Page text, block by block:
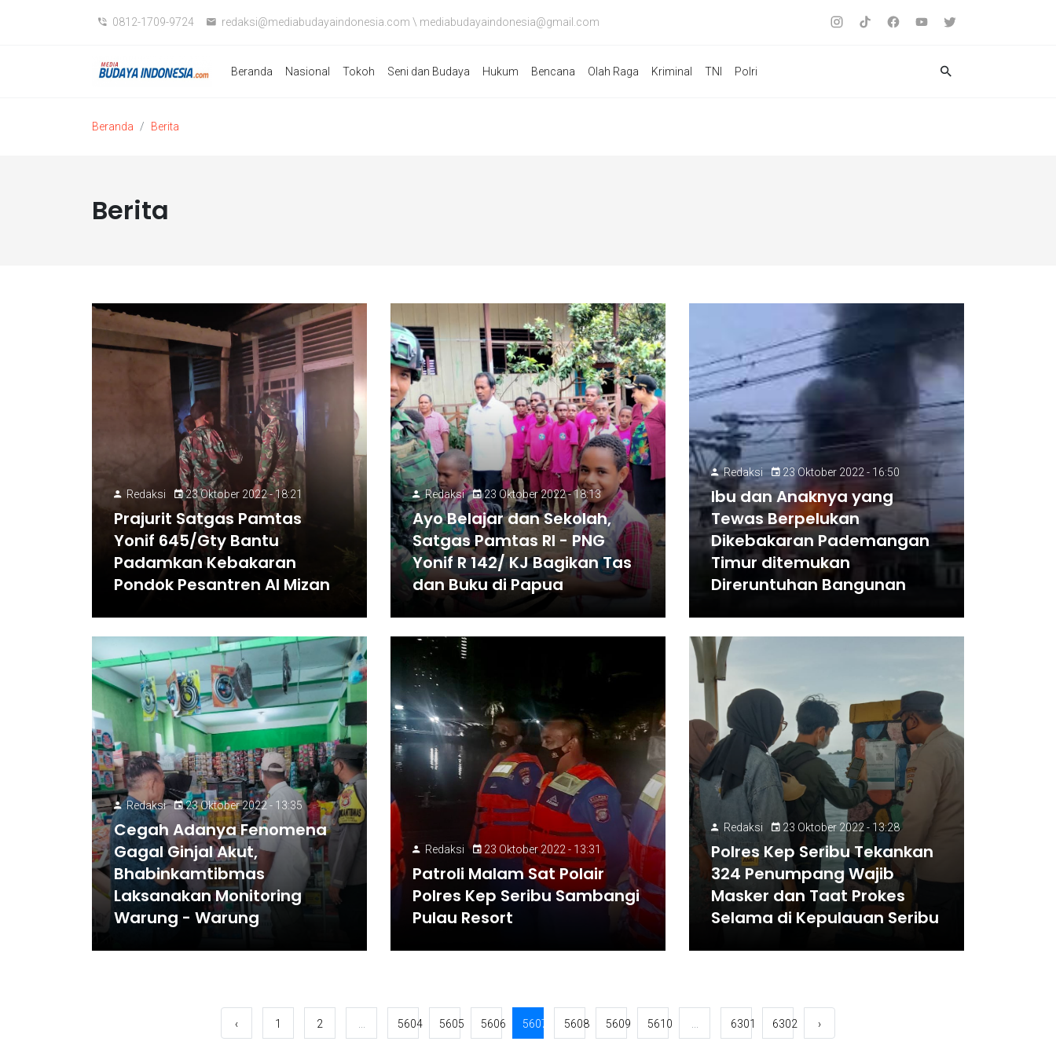
0812-1709-9724 redaksi@mediabudayaindonesia.com \ mediabudayaindonesia@gmail.com
Beranda Nasional Tokoh Seni dan Budaya Hukum Bencana Olah Raga Kriminal TNI Polri
Beranda Berita
Berita
Redaksi 23 Oktober 2022 - 18:21
Prajurit Satgas Pamtas
Yonif 645/Gty Bantu
Padamkan Kebakaran
Pondok Pesantren Al Mizan
Redaksi 23 Oktober 2022 - 18:13
Ayo Belajar dan Sekolah,
Satgas Pamtas RI - PNG
Yonif R 142/ KJ Bagikan Tas
dan Buku di Papua
Redaksi 23 Oktober 2022 - 16:50
Ibu dan Anaknya yang
Tewas Berpelukan
Dikebakaran Pademangan
Timur ditemukan
Direruntuhan Bangunan
Redaksi 23 Oktober 2022 - 13:35
Cegah Adanya Fenomena
Gagal Ginjal Akut,
Bhabinkamtibmas
Laksanakan Monitoring
Warung - Warung
Redaksi 23 Oktober 2022 - 13:31
Patroli Malam Sat Polair
Polres Kep Seribu Sambangi
Pulau Resort
Redaksi 23 Oktober 2022 - 13:28
Polres Kep Seribu Tekankan
324 Penumpang Wajib
Masker dan Taat Prokes
Selama di Kepulauan Seribu
‹ 1 2 5604 5605 5606 5607 5608 5609 5610 6301 6302 ›